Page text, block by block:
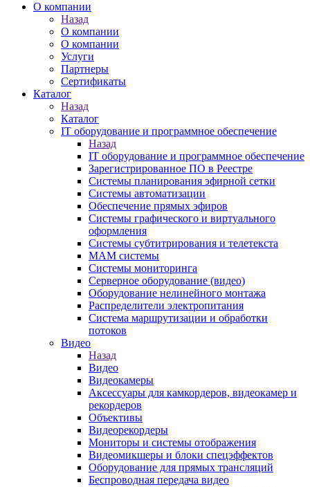
О компании
Назад
О компании
О компании
Услуги
Партнеры
Сертификаты
Каталог
Назад
Каталог
IT оборудование и программное обеспечение
Назад
IT оборудование и программное обеспечение
Зарегистрированное ПО в Реестре
Системы планирования эфирной сетки
Системы автоматизации
Обеспечение прямых эфиров
Системы графического и виртуального
оформления
Системы субтитрирования и телетекста
MAM системы
Системы мониторинга
Серверное оборудование (видео)
Оборудование нелинейного монтажа
Распределители электропитания
Система маршрутизации и обработки
потоков
Видео
Назад
Видео
Видеокамеры
Аксессуары для камкордеров, видеокамер и
рекордеров
Объективы
Видеорекордеры
Мониторы и системы отображения
Видеомикшеры и блоки спецэффектов
Оборудование для прямых трансляций
Беспроводная передача видео